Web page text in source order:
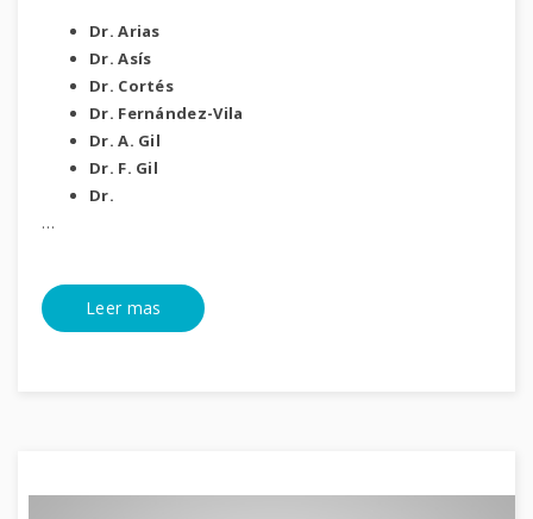
Dr. Arias
Dr. Asís
Dr. Cortés
Dr. Fernández-Vila
Dr. A. Gil
Dr. F. Gil
Dr.
…
Leer mas